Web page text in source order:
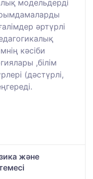
модельдерді
әртүрлі
кәсіби
,білім
(дәстүрлі,
және